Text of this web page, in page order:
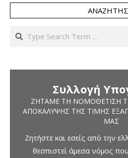
Search
Συλλογή
ΖΗΤΆΜΕ ΤΗ ΝΟΜΟΘΈΤΙΣΗ
ΑΠΟΚΆΛΥΨΗΣ ΤΗΣ ΤΙΜΉΣ
ΜΑΣ
Ζητήστε και εσείς από την
θεσπιστεί άμεσα νόμος